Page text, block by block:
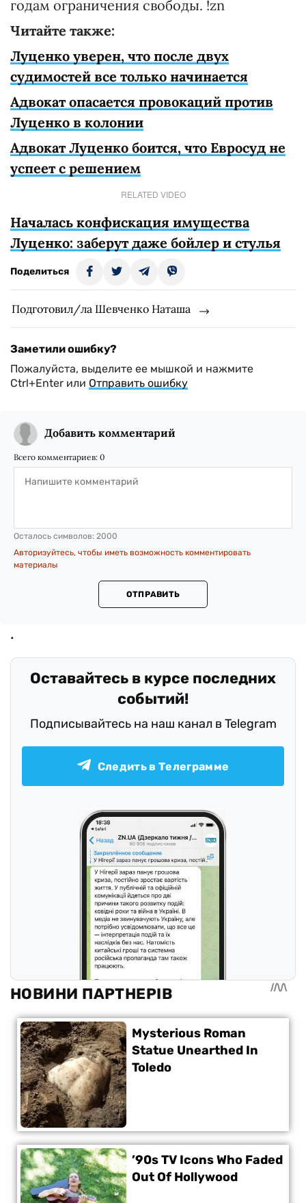
годам ограничения свободы. !zn
Читайте также:
Луценко уверен, что после двух
судимостей все только начинается
Адвокат опасается провокаций против
Луценко в колонии
Адвокат Луценко боится, что Евросуд не
успеет с решением
RELATED VIDEO
Началась конфискация имущества
Луценко: заберут даже бойлер и стулья
Поделиться
Подготовил/ла Шевченко Наташа
Заметили ошибку?
Пожалуйста, выделите ее мышкой и нажмите
Ctrl+Enter или Отправить ошибку
Добавить комментарий
Всего комментариев: 0
Осталось символов: 2000
Авторизуйтесь, чтобы иметь возможность комментировать
материалы
ОТПРАВИТЬ
Оставайтесь в курсе последних
событий!
Подписывайтесь на наш канал в Telegram
Следить в Телеграмме